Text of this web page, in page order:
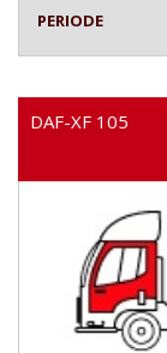
PERIODE
DAF-XF 105